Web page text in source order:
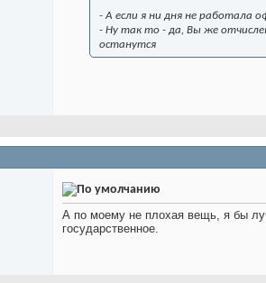
- А если я ни дня не работала
- Ну так то - да, Вы же
останутся
А по моему не плохая вещь, я бы
государственное.